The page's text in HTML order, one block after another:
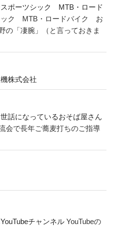
ポーツシック MTB・ロード
ック MTB・ロードバイク お
の「凄腕」（と言っておきま
株式会社
話になっているおそば屋さん
会で長年ご蕎麦打ちのご指導
チャンネル YouTubeの